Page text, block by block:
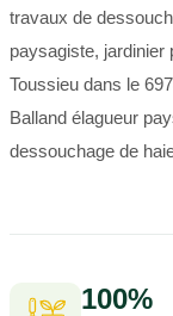
travaux de
paysagiste, jardinier
Toussieu dans le
Balland élagueur
dessouchage de
100%